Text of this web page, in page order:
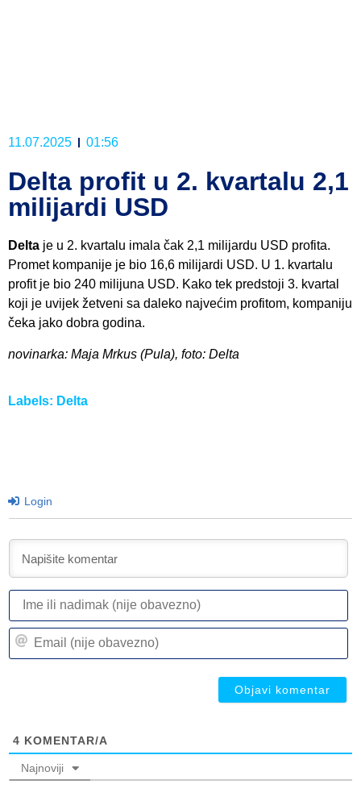
11.07.2025 01:56
Delta profit u 2. kvartalu 2,1
milijardi USD
Delta je u 2. kvartalu imala čak 2,1 milijardu USD profita.
Promet kompanije je bio 16,6 milijardi USD. U 1. kvartalu
profit je bio 240 milijuna USD. Kako tek predstoji 3. kvartal
koji je uvijek žetveni sa daleko najvećim profitom, kompaniju
čeka jako dobra godina.
novinarka: Maja Mrkus (Pula), foto: Delta
Labels: Delta
Login
4 KOMENTAR/A
Najnoviji